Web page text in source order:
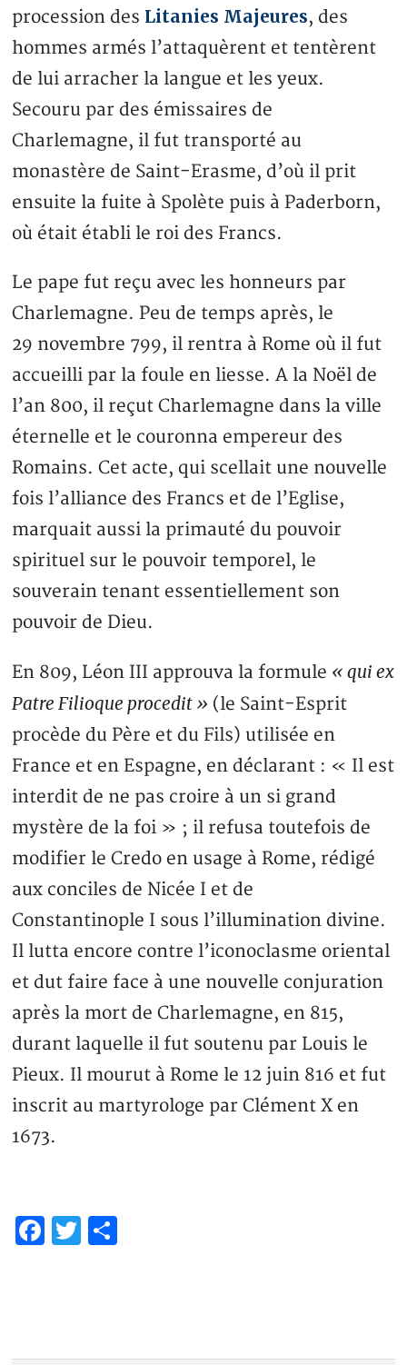
procession des Litanies Majeures, des
hommes armés l’attaquèrent et tentèrent
de lui arracher la langue et les yeux.
Secouru par des émissaires de
Charlemagne, il fut transporté au
monastère de Saint-Erasme, d’où il prit
ensuite la fuite à Spolète puis à Paderborn,
où était établi le roi des Francs.
Le pape fut reçu avec les honneurs par
Charlemagne. Peu de temps après, le
29 novembre 799, il rentra à Rome où il fut
accueilli par la foule en liesse. A la Noël de
l’an 800, il reçut Charlemagne dans la ville
éternelle et le couronna empereur des
Romains. Cet acte, qui scellait une nouvelle
fois l’alliance des Francs et de l’Eglise,
marquait aussi la primauté du pouvoir
spirituel sur le pouvoir temporel, le
souverain tenant essentiellement son
pouvoir de Dieu.
En 809, Léon III approuva la formule « qui ex
Patre Filioque procedit » (le Saint-Esprit
procède du Père et du Fils) utilisée en
France et en Espagne, en déclarant : « Il est
interdit de ne pas croire à un si grand
mystère de la foi » ; il refusa toutefois de
modifier le Credo en usage à Rome, rédigé
aux conciles de Nicée I et de
Constantinople I sous l’illumination divine.
Il lutta encore contre l’iconoclasme oriental
et dut faire face à une nouvelle conjuration
après la mort de Charlemagne, en 815,
durant laquelle il fut soutenu par Louis le
Pieux. Il mourut à Rome le 12 juin 816 et fut
inscrit au martyrologe par Clément X en
1673.
Facebook
Twitter